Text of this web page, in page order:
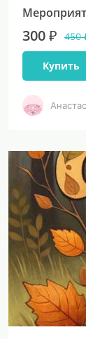
300 ₽ 450
Купить